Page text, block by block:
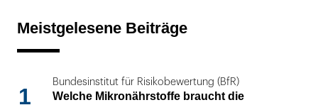
Meistgelesene Beiträge
1
Bundesinstitut für Risikobewertung (BfR)
Welche Mikronährstoffe braucht die